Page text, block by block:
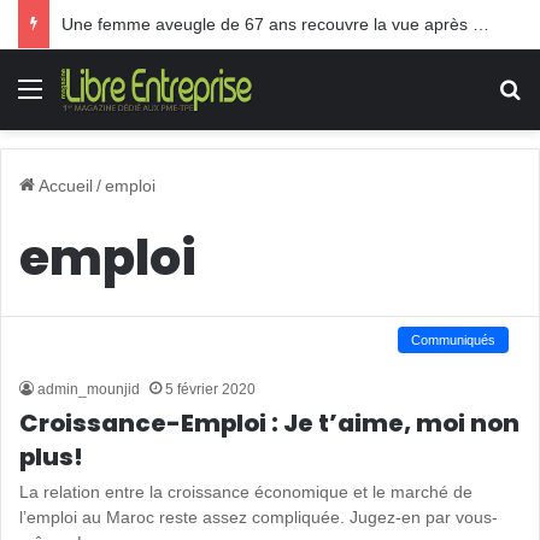
Menu
Accueil/emploi
emploi
Communiqués
admin_mounjid 5 février 2020
Croissance-Emploi : Je t’aime, moi non
plus!
La relation entre la croissance économique et le marché de
l’emploi au Maroc reste assez compliquée. Jugez-en par vous-